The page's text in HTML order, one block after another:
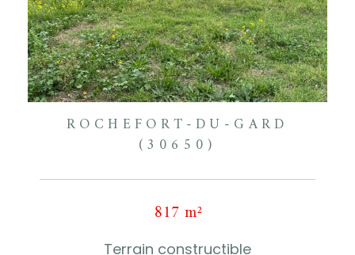
ROCHEFORT-DU-GARD
(30650)
817 m²
Terrain constructible